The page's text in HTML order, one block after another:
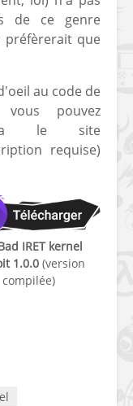
de ce genre
préfèrerait que
au code de
pouvez
via le site
requise)
IRET kernel
1.0.0(version
compilée)